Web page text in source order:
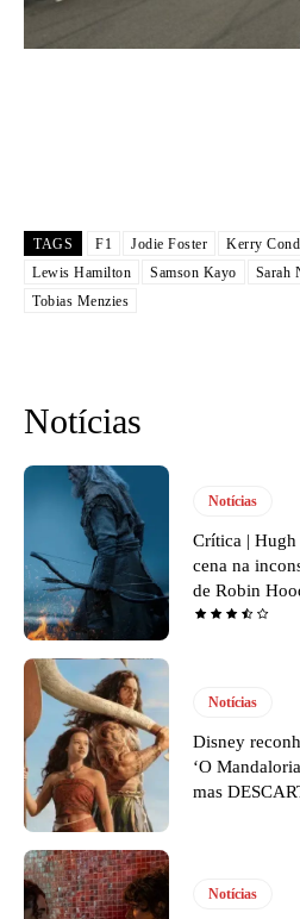
TAGS F1 Jodie Foster Kerry
Lewis Hamilton
Samson Kayo Sarah
Tobias Menzies
Notícias
Notícias
Crítica |
cena na
de Robin
Notícias
Disney
‘O
mas
Notícias